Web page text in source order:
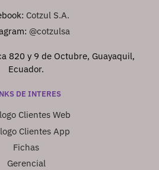
Cotzul S.A.
@cotzulsa
820 y 9 de Octubre, Guayaquil,
Ecuador.
DE INTERES
Clientes Web
Clientes App
Fichas
Gerencial